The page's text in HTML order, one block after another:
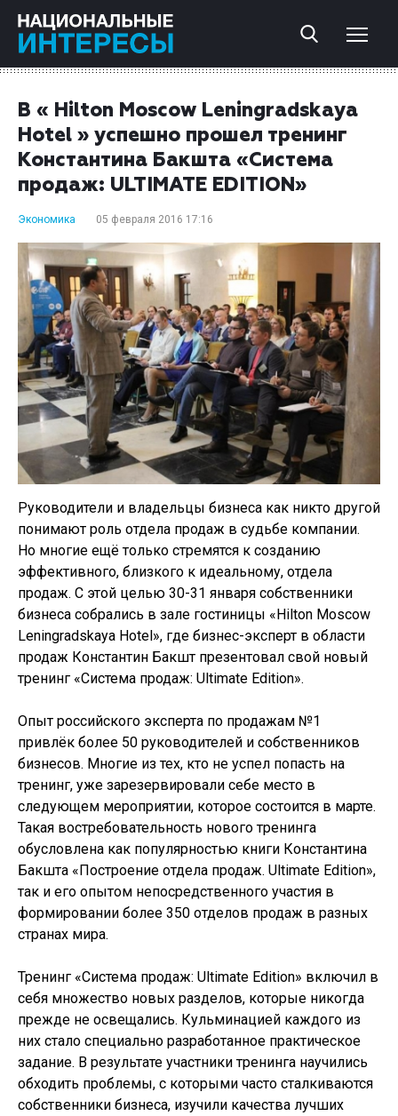
В « Hilton Moscow Leningradskaya
Hotel » успешно прошел тренинг
Константина Бакшта «Система
продаж: ULTIMATE EDITION»
Экономика 05 февраля 2016 17:16
Руководители и владельцы бизнеса как никто другой
понимают роль отдела продаж в судьбе компании.
Но многие ещё только стремятся к созданию
эффективного, близкого к идеальному, отдела
продаж. С этой целью 30-31 января собственники
бизнеса собрались в зале гостиницы «Hilton Moscow
Leningradskaya Hotel», где бизнес-эксперт в области
продаж Константин Бакшт презентовал свой новый
тренинг «Система продаж: Ultimate Edition».
Опыт российского эксперта по продажам №1
привлёк более 50 руководителей и собственников
бизнесов. Многие из тех, кто не успел попасть на
тренинг, уже зарезервировали себе место в
следующем мероприятии, которое состоится в марте.
Такая востребовательность нового тренинга
обусловлена как популярностью книги Константина
Бакшта «Построение отдела продаж. Ultimate Edition»,
так и его опытом непосредственного участия в
формировании более 350 отделов продаж в разных
странах мира.
Тренинг «Система продаж: Ultimate Edition» включил в
себя множество новых разделов, которые никогда
прежде не освещались. Кульминацией каждого из
них стало специально разработанное практическое
задание. В результате участники тренинга научились
обходить проблемы, с которыми часто сталкиваются
собственники бизнеса, изучили качества лучших